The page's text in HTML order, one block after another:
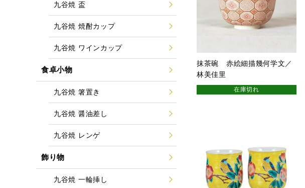
抹茶碗 赤絵細描幾何学文／
林美佳里
在庫切れ
九谷焼 盃
九谷焼 焼酎カップ
九谷焼 ワインカップ
食卓小物
九谷焼 箸置き
九谷焼 醤油差し
九谷焼 レンゲ
飾り物
九谷焼 一輪挿し